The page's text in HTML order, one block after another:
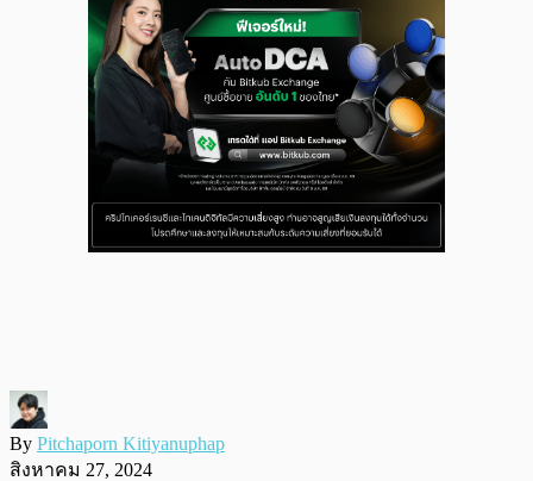
By Pitchaporn Kitiyanuphap
สิงหาคม 27, 2024